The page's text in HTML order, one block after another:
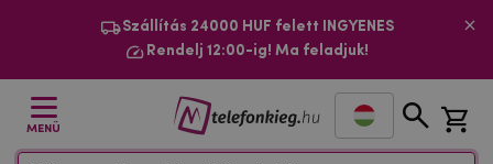
Szállítás 24000 HUF felett INGYENES
Rendelj 12:00-ig! Ma feladjuk!
MENÜ